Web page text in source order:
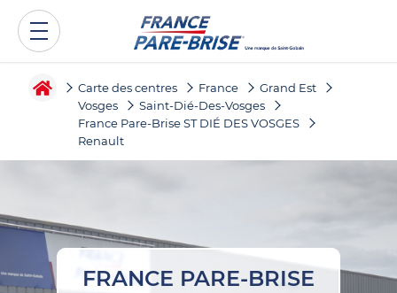
Carte des centres France
Grand Est
Vosges
Saint-Dié-Des-Vosges
France Pare-Brise ST DIÉ DES VOSGES
Renault
FRANCE PARE-BRISE